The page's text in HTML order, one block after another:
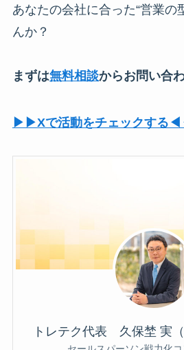
あなたの会社に合った“営業の
んか？
まずは無料相談からお問い合
▶︎▶︎Xで活動をチェックする
トレテク代表 久保埜 実（